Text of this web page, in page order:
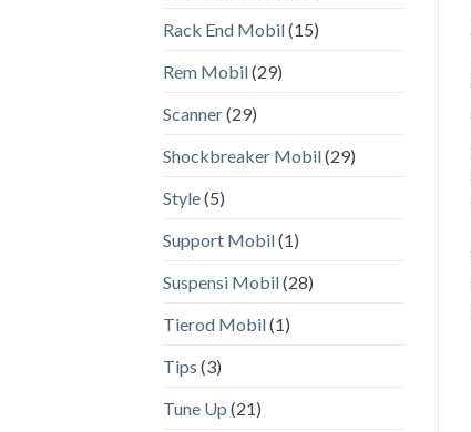
Rack End Mobil(15)
Rem Mobil(29)
Scanner(29)
Shockbreaker Mobil(29)
Style(5)
Support Mobil(1)
Suspensi Mobil(28)
Tierod Mobil(1)
Tips (3)
Tune Up (21)